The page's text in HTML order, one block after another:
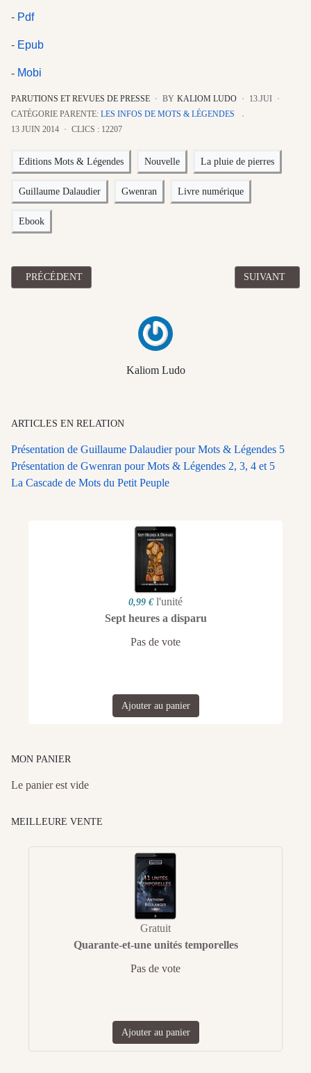
- Pdf
- Epub
- Mobi
PARUTIONS ET REVUES DE PRESSE BY KALIOM LUDO
13.JUI
CATÉGORIE PARENTE: LES INFOS DE MOTS & LÉGENDES
13 JUIN 2014
CLICS : 12207
Kaliom Ludo
Editions Mots & Légendes Nouvelle La pluie de pierres
Guillaume Dalaudier Gwenran Livre numérique
Ebook
ARTICLE PRÉCÉDENT : LA PLUIE DE PIERRES DE
PRÉCÉDENT ARTICLE
SUIVANT
ARTICLES EN RELATION
Présentation de Guillaume Dalaudier pour Mots & Légendes 5
Présentation de Gwenran pour Mots & Légendes 2, 3, 4 et 5
La Cascade de Mots du Petit Peuple
0,99 € l'unité
Sept heures a disparu
Pas de vote
Ajouter au panier
MON PANIER
Le panier est vide
MEILLEURE VENTE
Gratuit
Quarante-et-une unités temporelles
Pas de vote
Ajouter au panier